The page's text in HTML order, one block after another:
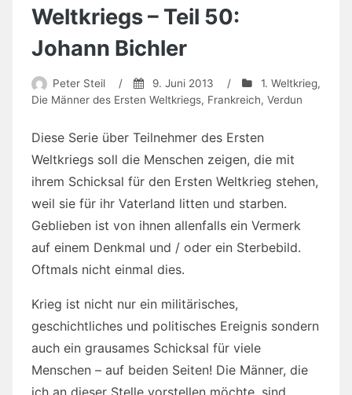
Weltkriegs – Teil 50:
Johann Bichler
Peter Steil / 9. Juni 2013 / 1. Weltkrieg,
Die Männer des Ersten Weltkriegs, Frankreich, Verdun
Diese Serie über Teilnehmer des Ersten
Weltkriegs soll die Menschen zeigen, die mit
ihrem Schicksal für den Ersten Weltkrieg stehen,
weil sie für ihr Vaterland litten und starben.
Geblieben ist von ihnen allenfalls ein Vermerk
auf einem Denkmal und / oder ein Sterbebild.
Oftmals nicht einmal dies.
Krieg ist nicht nur ein militärisches,
geschichtliches und politisches Ereignis sondern
auch ein grausames Schicksal für viele
Menschen – auf beiden Seiten! Die Männer, die